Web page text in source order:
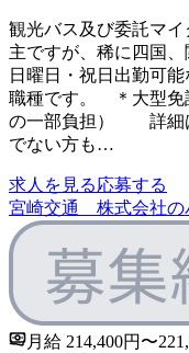
観光バス及び委託マ
主ですが、稀に四国
日曜日・祝日出勤可
職種です。 ＊大型免
の一部負担） 詳細
でない方も…
求人を見る応募する
宮崎交通 株式会社の
月給 214,400円〜